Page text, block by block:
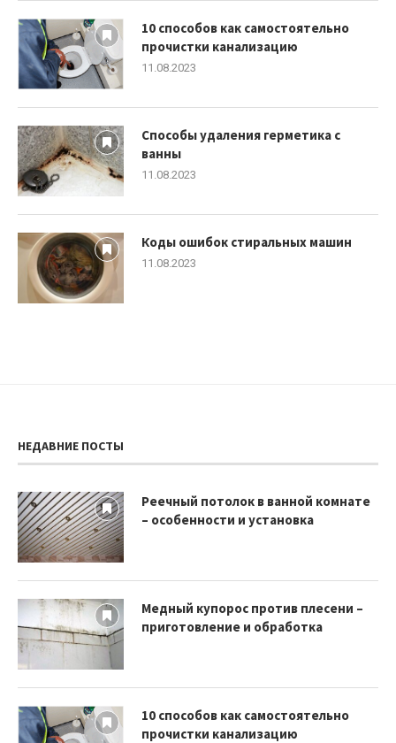
10 способов как самостоятельно
прочистки канализацию
11.08.2023
Способы удаления герметика с
ванны
11.08.2023
Коды ошибок стиральных машин
11.08.2023
НЕДАВНИЕ ПОСТЫ
Реечный потолок в ванной комнате
– особенности и установка
Медный купорос против плесени –
приготовление и обработка
10 способов как самостоятельно
прочистки канализацию